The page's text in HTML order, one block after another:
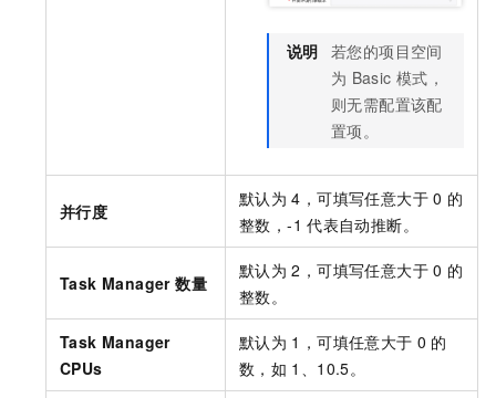
说明 若您的项目空间
为 Basic 模式，
则无需配置该配
置项。
并行度
默认为 4，可填写任意大于 0 的
整数，-1 代表自动推断。
Task Manager 数量
默认为 2，可填写任意大于 0 的
整数。
Task Manager
CPUs
默认为 1，可填任意大于 0 的
数，如 1、10.5。